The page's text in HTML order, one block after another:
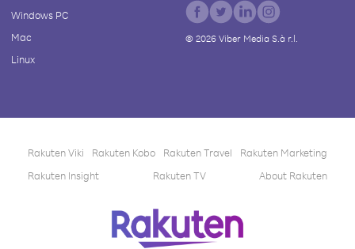
Windows PC
Mac
Linux
© 2026Viber Media S.à r.l.
Rakuten Viki Rakuten Kobo Rakuten Travel
Rakuten Marketing
Rakuten Insight
Rakuten TV About Rakuten